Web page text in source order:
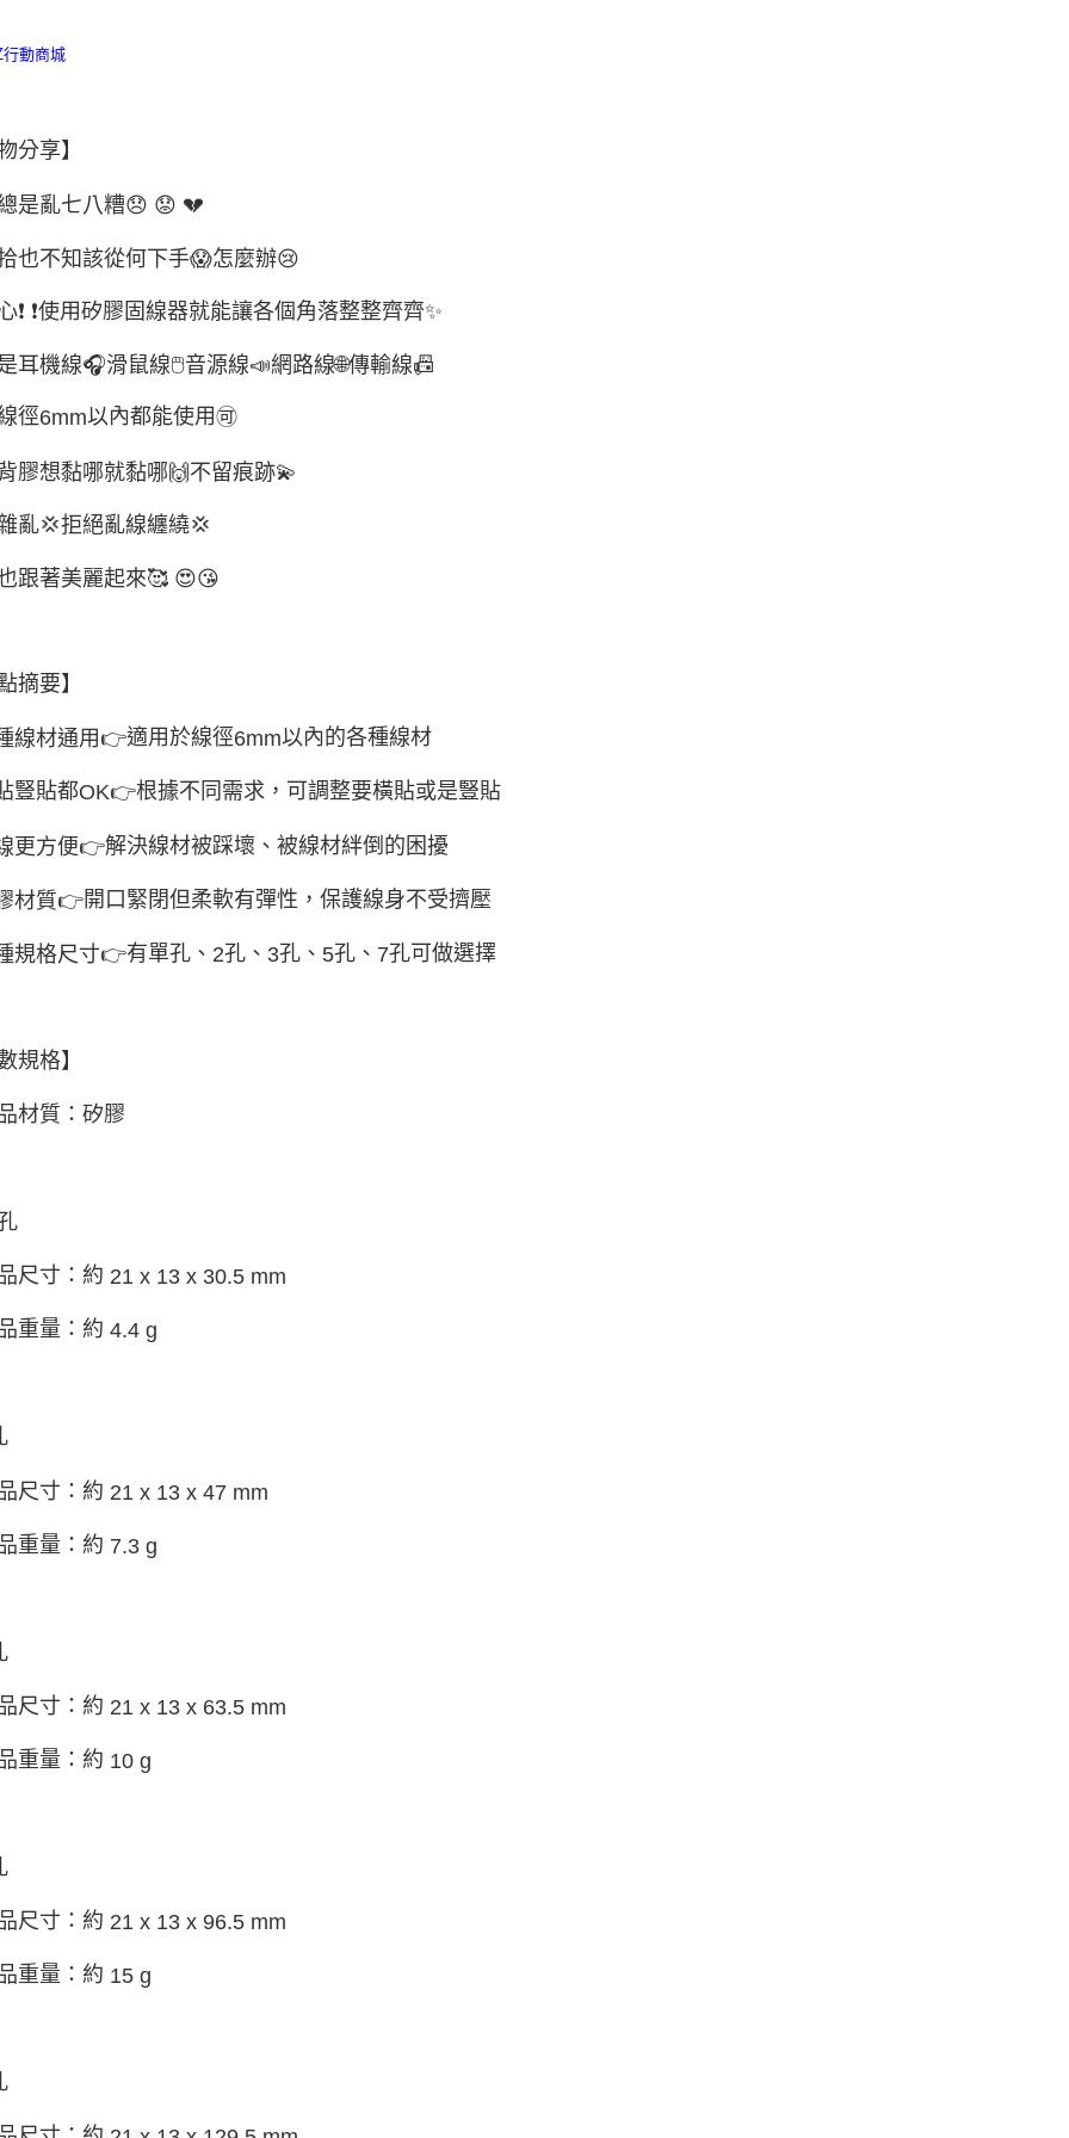
分享】
是亂七八糟😞 😟 💔
也不知該從何下手😱怎麼辦😢
❗ ❗使用矽膠固線器就能讓各個角落整整齊齊✨
耳機線🎧滑鼠線🖱音源線📣網路線🌐傳輸線📠
徑6mm以內都能使用🉑
膠想黏哪就黏哪🙌不留痕跡💫
亂💢拒絕亂線纏繞💢
跟著美麗起來🥰 😍😘
摘要】
線材通用 👉適用於線徑6mm以內的各種線材
豎貼都OK👉根據不同需求，可調整要橫貼或是豎貼
更方便👉解決線材被踩壞、被線材絆倒的困擾
材質👉開口緊閉但柔軟有彈性，保護線身不受擠壓
規格尺寸👉有單孔、 2孔、 3孔、 5孔、 7孔可做選擇
規格】
材質：矽膠
尺寸：約 21 x 13 x 30.5 mm
重量：約4.4 g
尺寸：約 21 x 13 x 47 mm
重量：約 7.3 g
尺寸：約 21 x 13 x 63.5 mm
重量：約 10 g
尺寸：約 21 x 13 x 96.5 mm
重量：約 15 g